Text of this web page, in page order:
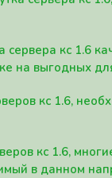
кс 1.6
на выгодных
кс 1.6,
кс 1.6,
в данном